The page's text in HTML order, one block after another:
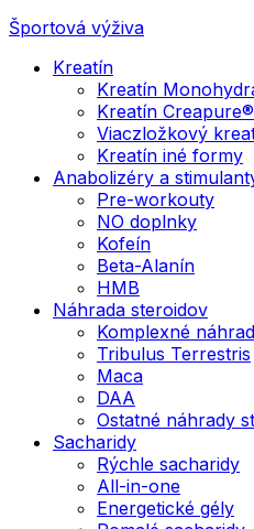
Športová výživa
Kreatín
Kreatín
Kreatín Creapure®
Viaczložkový
Kreatín iné formy
Anabolizéry a
Pre-workouty
NO doplnky
Kofeín
Beta-Alanín
HMB
Náhrada steroidov
Komplexné
Tribulus Terrestris
Maca
DAA
Ostatné náhrady
Sacharidy
Rýchle sacharidy
All-in-one
Energetické gély